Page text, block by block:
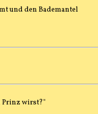
und den Bademantel
Prinz wirst?"